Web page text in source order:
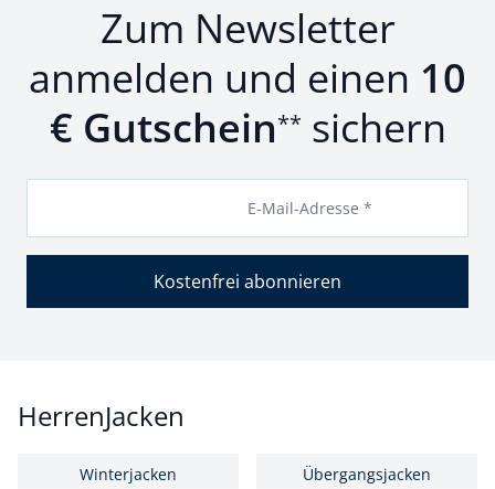
Zum Newsletter
anmelden und einen 10
€ Gutschein** sichern
E-Mail-Adresse *
Kostenfrei abonnieren
HerrenJacken
Winterjacken Übergangsjacken